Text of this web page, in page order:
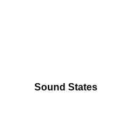
Sound States